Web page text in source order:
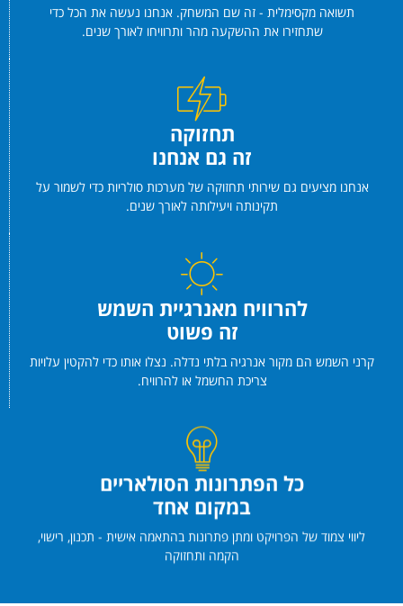
תשואה מקסימלית - זה שם המשחק. אנחנו נעשה את הכל כדי
שתחזירו את ההשקעה מהר ותרוויחו לאורך שנים.
תחזוקה
זה גם אנחנו
אנחנו מציעים גם שירותי תחזוקה של מערכות סולריות כדי לשמור על
תקינותה ויעילותה לאורך שנים.
להרוויח מאנרגיית השמש
זה פשוט
קרני השמש הם מקור אנרגיה בלתי נדלה. נצלו אותו כדי להקטין עלויות
צריכת החשמל או להרוויח.
כל הפתרונות הסולאריים
במקום אחד
ליווי צמוד של הפרויקט ומתן פתרונות בהתאמה אישית - תכנון, רישוי,
הקמה ותחזוקה